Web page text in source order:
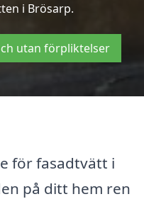
i Brösarp.
utan förpliktelser
för fasadtvätt i
på ditt hem ren